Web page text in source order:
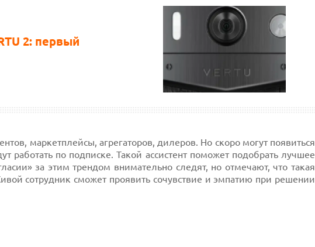
2: первый
маркетплейсы, агрегаторов, дилеров. Но скоро могут появиться
работать по подписке. Такой ассистент поможет подобрать лучшее
за этим трендом внимательно следят, но отмечают, что такая
сотрудник сможет проявить сочувствие и эмпатию при решении